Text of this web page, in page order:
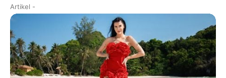
Artikel -